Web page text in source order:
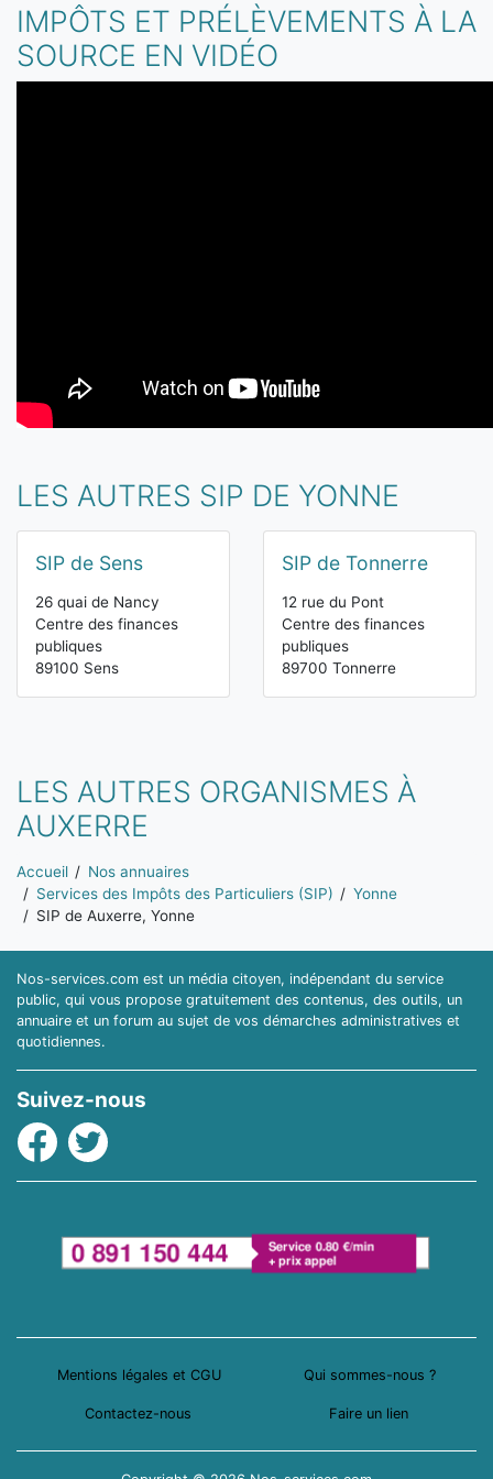
IMPÔTS ET PRÉLÈVEMENTS À LA
SOURCE EN VIDÉO
LES AUTRES SIP DE YONNE
SIP de Sens
26 quai de Nancy
Centre des finances
publiques
89100 Sens
SIP de Tonnerre
12 rue du Pont
Centre des finances
publiques
89700 Tonnerre
LES AUTRES ORGANISMES À
AUXERRE
Vous êtes ici:
Accueil
Nos annuaires
Services des Impôts des Particuliers (SIP)
Yonne
SIP de Auxerre, Yonne
Nos-services.com est un média citoyen, indépendant du service
public, qui vous propose gratuitement des contenus, des outils, un
annuaire et un forum au sujet de vos démarches administratives et
quotidiennes.
Suivez-nous
Facebook
Twitter
Mentions légales et CGU Qui sommes-nous ?
Contactez-nous Faire un lien